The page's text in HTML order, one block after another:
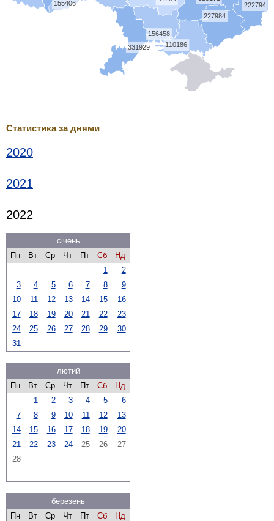
222794
227984
156458
331929
110186
155406
Статистика за днями
2020
2021
2022
січень
Пн
Вт Ср Чт Пт Сб
Нд
1
2
3
4 5 6 7 8
9
10
11 12 13 14 15
16
17
18 19 20 21 22
23
24
25 26 27 28 29
30
31
лютий
Пн
Вт Ср Чт Пт Сб
Нд
1
2 3 4 5
6
7
8 9 10 11 12
13
14
15 16 17 18 19
20
21
22 23 24 25 26
27
28
березень
Пн
Вт Ср Чт Пт Сб
Нд